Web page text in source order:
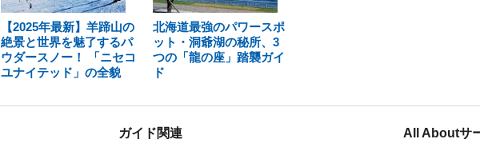
【2025年最新】羊蹄山の
絶景と世界を魅了するパ
ウダースノー！ 「ニセコ
ユナイテッド」の全貌
北海道最強のパワースポ
ット・洞爺湖の秘所、3
つの「龍の座」踏襲ガイ
ド
ガイド関連 All Aboutサ